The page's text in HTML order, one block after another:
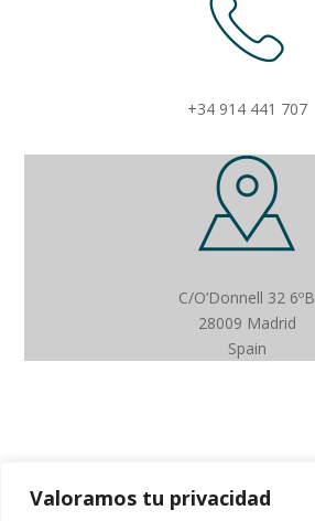
Valoramos tu privacidad
+34 914 441 707
C/O’Donnell 32 6ºB
28009 Madrid
Spain